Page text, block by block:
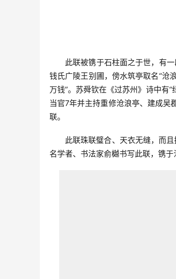
此联被镌于石柱面之于世，有
钱氏广陵王别圃，傍水筑亭取名“沧
万钱”。苏舜钦在《过苏州》诗中有
当官7年并主持重修沧浪亭、建成
联。
此联珠联璧合、天衣无缝，而
名学者、书法家俞樾书写此联，镌于